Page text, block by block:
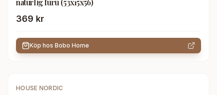
naturlig furu (53x15x56)
369 kr
Köp hos Bobo Home
HOUSE NORDIC